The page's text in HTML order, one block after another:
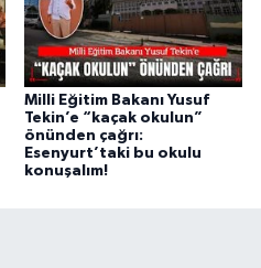
Milli Eğitim Bakanı Yusuf
Tekin’e “kaçak okulun”
önünden çağrı:
Esenyurt’taki bu okulu
konuşalım!